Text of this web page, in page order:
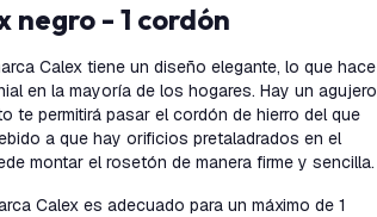
negro - 1 cordón
Calex tiene un diseño elegante, lo que hace
en la mayoría de los hogares. Hay un agujero
te permitirá pasar el cordón de hierro del que
a que hay orificios pretaladrados en el
montar el rosetón de manera firme y sencilla.
Calex es adecuado para un máximo de 1